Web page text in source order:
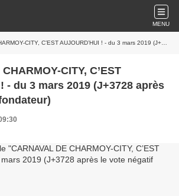
MENU
C’EST AUJOURD’HUI ! - du 3 mars 2019 (J+3728 après le vote négatif fondateur)
CITY, C’EST